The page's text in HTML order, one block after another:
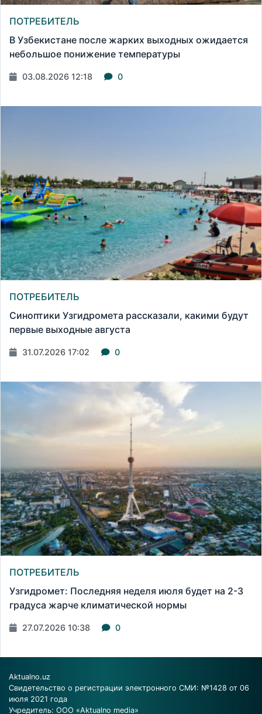
ПОТРЕБИТЕЛЬ
В Узбекистане после жарких выходных ожидается
небольшое понижение температуры
03.08.2026 12:18 0
ПОТРЕБИТЕЛЬ
Синоптики Узгидромета рассказали, какими будут
первые выходные августа
31.07.2026 17:02 0
ПОТРЕБИТЕЛЬ
Узгидромет: Последняя неделя июля будет на 2-3
градуса жарче климатической нормы
27.07.2026 10:38 0
Aktualno.uz
Свидетельство о регистрации электронного СМИ: №1428 от 06
июля 2021 года
Учредитель: ООО «Aktualno media»